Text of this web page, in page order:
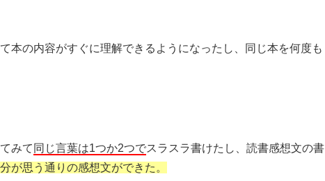
本の内容がすぐに理解できるようになったし、同じ本を何度も
みて 同じ言葉は1つか2つでスラスラ書けたし、読書感想文の書
が思う通りの感想文ができた。